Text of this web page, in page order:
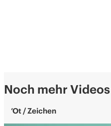
Noch mehr
’Ot / Zeichen